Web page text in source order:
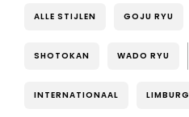
ALLE STIJLEN GOJU RYU
SHOTOKAN WADO RYU
INTERNATIONAAL LIMBURG